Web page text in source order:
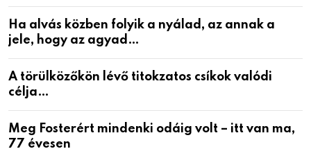
Ha alvás közben folyik a nyálad, az annak a
jele, hogy az agyad…
A törülközőkön lévő titokzatos csíkok valódi
célja…
Meg Fosterért mindenki odáig volt – itt van ma,
77 évesen